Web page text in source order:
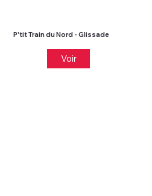
P'tit Train du Nord - Glissade
Voir